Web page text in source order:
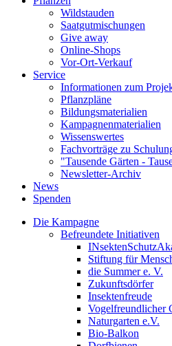
Wildstauden
Saatgutmischungen
Give away
Online-Shops
Vor-Ort-Verkauf
Service
Informationen zum
Pflanzpläne
Bildungsmaterialien
Kampagnenmaterialien
Wissenswertes
Fachvorträge zu
"Tausende Gärten -
Newsletter-Archiv
News
Spenden
Die Kampagne
Befreundete Initiativen
Stiftung für
die Summer e. V.
Zukunftsdörfer
Insektenfreude
Vogelfreundlicher
Naturgarten e.V.
Bio-Balkon